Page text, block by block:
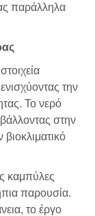
παράλληλα
την
Το νερό
στην
καμπύλες
παρουσία.
το έργο